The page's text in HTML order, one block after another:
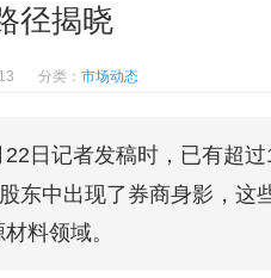
径揭晓
分类： 市场动态
22日记者发稿时，已有超
东中出现了券商身影，这
料领域。